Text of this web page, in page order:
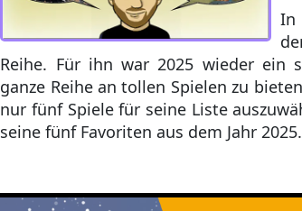
In
Reihe. Für ihn war 2025 wieder ein
ganze Reihe an tollen Spielen zu
nur fünf Spiele für seine Liste
seine fünf Favoriten aus dem Jahr 2025.